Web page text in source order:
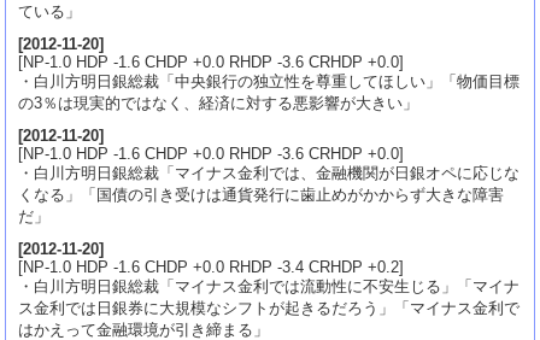
ている」
[2012-11-20]
[NP-1.0 HDP -1.6 CHDP +0.0 RHDP -3.6 CRHDP +0.0]
・白川方明日銀総裁「中央銀行の独立性を尊重してほしい」「物価目標
の3％は現実的ではなく、経済に対する悪影響が大きい」
[2012-11-20]
[NP-1.0 HDP -1.6 CHDP +0.0 RHDP -3.6 CRHDP +0.0]
・白川方明日銀総裁「マイナス金利では、金融機関が日銀オペに応じな
くなる」「国債の引き受けは通貨発行に歯止めがかからず大きな障害
だ」
[2012-11-20]
[NP-1.0 HDP -1.6 CHDP +0.0 RHDP -3.4 CRHDP +0.2]
・白川方明日銀総裁「マイナス金利では流動性に不安生じる」「マイナ
ス金利では日銀券に大規模なシフトが起きるだろう」「マイナス金利で
はかえって金融環境が引き締まる」